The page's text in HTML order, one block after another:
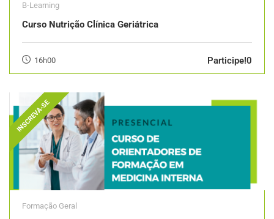
B-Learning
Curso Nutrição Clínica Geriátrica
16h00 Participe!0
INSCREVA-SE
Formação Geral